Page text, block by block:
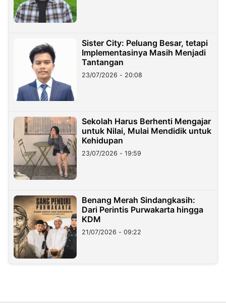
Sister City: Peluang Besar, tetapi
Implementasinya Masih Menjadi
Tantangan
23/07/2026 - 20:08
Sekolah Harus Berhenti Mengajar
untuk Nilai, Mulai Mendidik untuk
Kehidupan
23/07/2026 - 19:59
Benang Merah Sindangkasih:
Dari Perintis Purwakarta hingga
KDM
21/07/2026 - 09:22